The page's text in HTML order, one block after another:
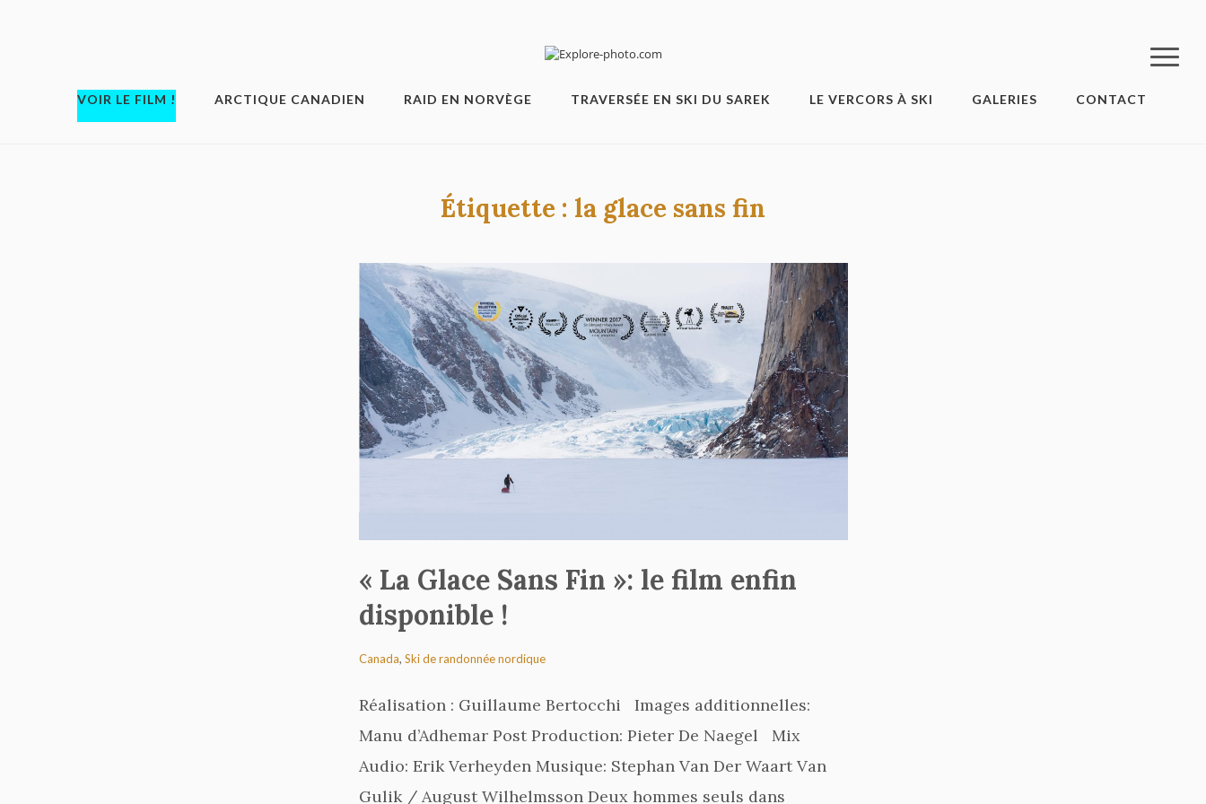
VOIR LE FILM ! ARCTIQUE CANADIEN RAID EN NORVÈGE TRAVERSÉE EN SKI DU SAREK LE VERCORS À SKI GALERIES CONTACT
Étiquette : la glace sans fin
« La Glace Sans Fin »: le film enfin
disponible !
Canada, Ski de randonnée nordique
Réalisation : Guillaume Bertocchi Images additionnelles:
Manu d’Adhemar Post Production: Pieter De Naegel Mix
Audio: Erik Verheyden Musique: Stephan Van Der Waart Van
Gulik / August Wilhelmsson Deux hommes seuls dans